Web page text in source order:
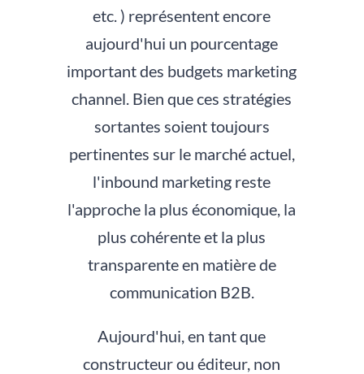
etc. ) représentent encore
aujourd'hui un pourcentage
important des budgets marketing
channel. Bien que ces stratégies
sortantes soient toujours
pertinentes sur le marché actuel,
l'inbound marketing reste
l'approche la plus économique, la
plus cohérente et la plus
transparente en matière de
communication B2B.
Aujourd'hui, en tant que
constructeur ou éditeur, non